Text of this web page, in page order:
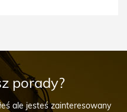
porady?
ale jesteś zainteresowany